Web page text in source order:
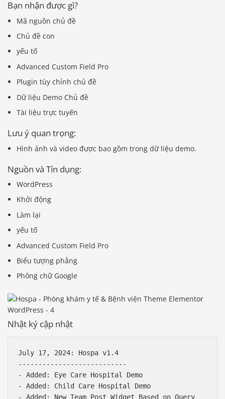
Bạn nhận được gì?
Mã nguồn chủ đề
Chủ đề con
yếu tố
Advanced Custom Field Pro
Plugin tùy chỉnh chủ đề
Dữ liệu Demo Chủ đề
Tài liệu trực tuyến
Lưu ý quan trọng:
Hình ảnh và video được bao gồm trong dữ liệu demo.
Nguồn và Tín dụng:
WordPress
Khởi động
Làm lại
yếu tố
Advanced Custom Field Pro
Biểu tượng phẳng
Phông chữ Google
Nhật ký cập nhật
July 17, 2024: Hospa v1.4
---------------------------
- Added: Eye Care Hospital Demo
- Added: Child Care Hospital Demo
- Added: New Team Post Widget Based on Query